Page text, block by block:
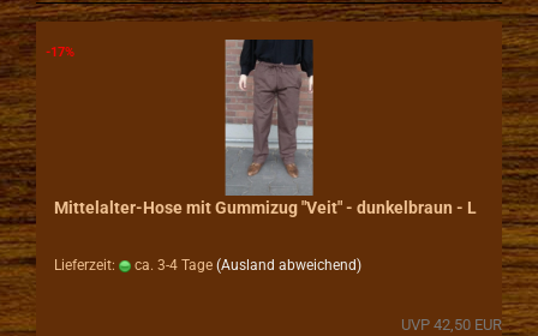
-17%
Mittelalter-Hose mit Gummizug "Veit" - dunkelbraun - L
Lieferzeit: ca. 3-4 Tage (Ausland abweichend)
UVP 42,50 EUR